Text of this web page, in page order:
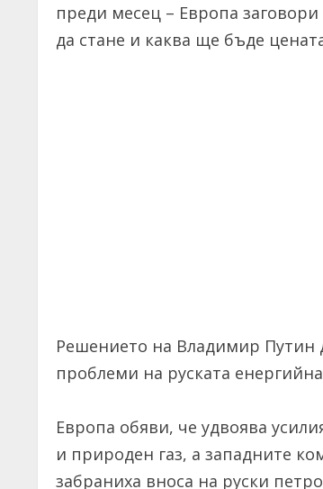
преди месец – Европа
да стане и каква ще бъде
Решението на Владимир Путин
проблеми на руската
Европа обяви, че удвоява
и природен газ, а западните
забраниха вноса на руски